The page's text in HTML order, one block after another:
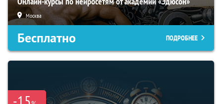
Москва
Бесплатно ПОДРОБНЕЕ